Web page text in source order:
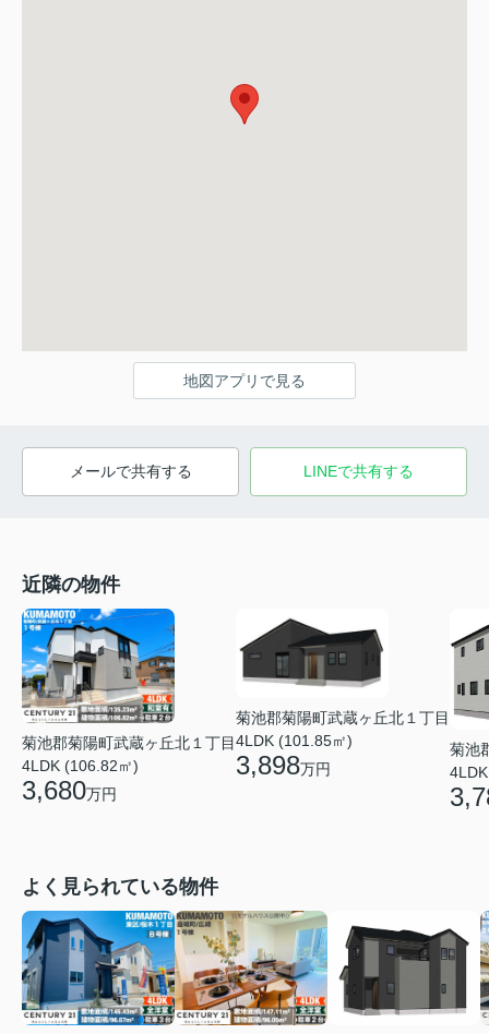
地図アプリで見る
メールで共有する LINEで共有する
近隣の物件
菊池郡菊陽町武蔵ヶ丘北１丁目
4LDK (106.82㎡)
3,680万円
菊池郡菊陽町武蔵ヶ丘北１丁目
4LDK (101.85㎡)
3,898万円
菊池
よく見られている物件